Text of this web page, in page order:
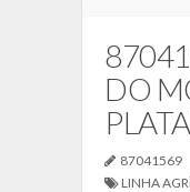
DO
87041569
LINHA